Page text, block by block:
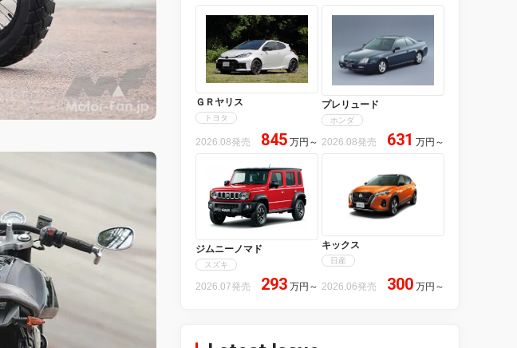
ＧＲヤリス
トヨタ
2026.08発売 845 万円 ～
プレリュード
ホンダ
2026.08発売 631 万円 ～
ジムニーノマド
スズキ
2026.07発売 293 万円 ～
キックス
日産
2026.06発売 300 万円 ～